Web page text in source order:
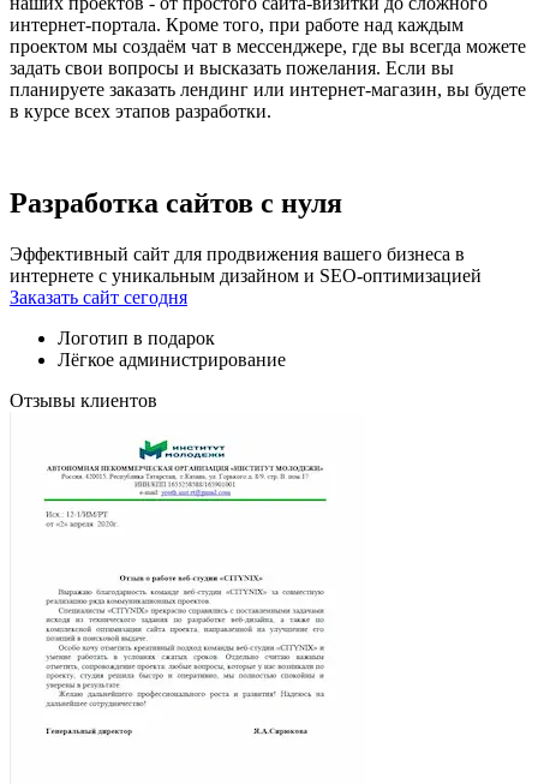
интернет-портала. Кроме того, при работе над каждым
проектом мы создаём чат в мессенджере, где вы всегда можете
задать свои вопросы и высказать пожелания. Если вы
планируете заказать лендинг или интернет-магазин, вы будете
в курсе всех этапов разработки.
Разработка сайтов с нуля
Эффективный сайт для продвижения вашего бизнеса в
интернете с уникальным дизайном и SEO-оптимизацией
Заказать сайт сегодня
Логотип в подарок
Лёгкое администрирование
Отзывы клиентов